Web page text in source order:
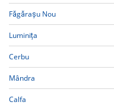
Făgărașu Nou
Luminița
Cerbu
Mândra
Calfa